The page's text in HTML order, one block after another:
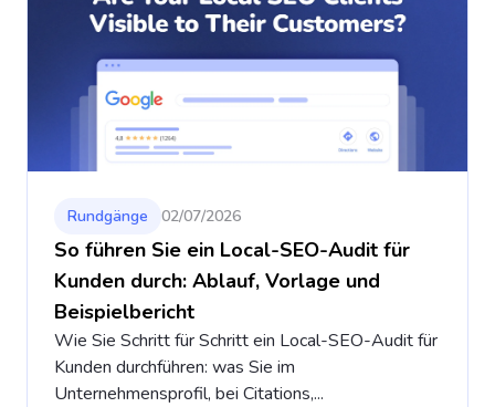
Rundgänge 02/07/2026
So führen Sie ein Local-SEO-Audit für
Kunden durch: Ablauf, Vorlage und
Beispielbericht
Wie Sie Schritt für Schritt ein Local-SEO-Audit für
Kunden durchführen: was Sie im
Unternehmensprofil, bei Citations,...